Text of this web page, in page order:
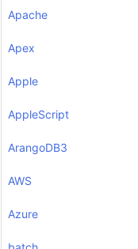
Apache
Apex
Apple
AppleScript
ArangoDB3
AWS
Azure